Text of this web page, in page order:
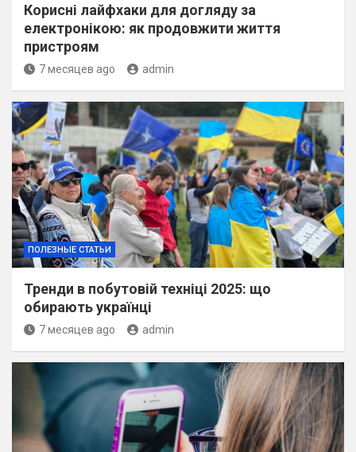
Корисні лайфхаки для догляду за
електронікою: як продовжити життя
пристроям
7 месяцев ago admin
ПОЛЕЗНЫЕ СТАТЬИ
Тренди в побутовій техніці 2025: що
обирають українці
7 месяцев ago admin